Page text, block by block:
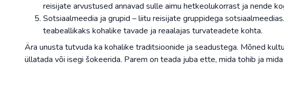
reisijate arvustused annavad sulle aimu hetkeolukorrast ja nende
Sotsiaalmeedia ja grupid – liitu reisijate gruppidega
teabeallikaks kohalike tavade ja reaalajas turvateadete kohta.
Ära unusta tutvuda ka kohalike traditsioonide ja seadustega. Mõned
üllatada või isegi šokeerida. Parem on teada juba ette, mida tohib ja